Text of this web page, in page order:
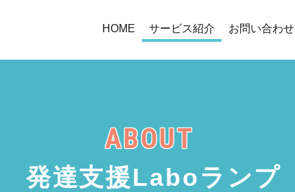
HOME サービス紹介 お問い合わせ
ABOUT
発達支援Laboランプ